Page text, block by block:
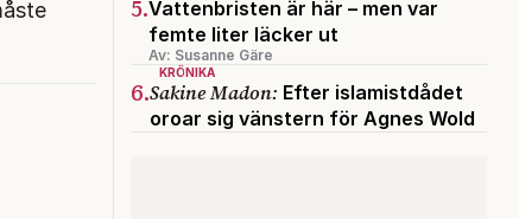
5.Vattenbristen är här – men var
femte liter läcker ut
Av: Susanne Gäre
KRÖNIKA
6.Sakine Madon: Efter islamistdådet
oroar sig vänstern för Agnes Wold